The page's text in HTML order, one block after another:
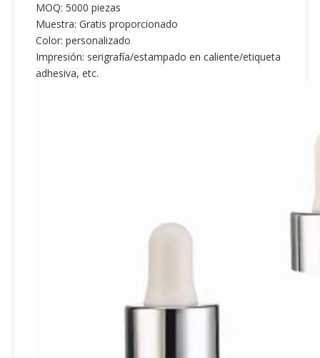
MOQ: 5000 piezas
Muestra: Gratis proporcionado
Color: personalizado
Impresión: serigrafía/estampado en caliente/etiqueta
adhesiva, etc.